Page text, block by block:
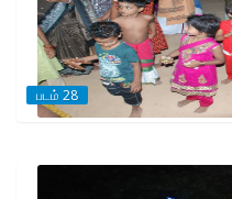
படம் 28